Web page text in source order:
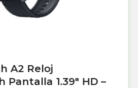
A2 Reloj
1.39″ HD –